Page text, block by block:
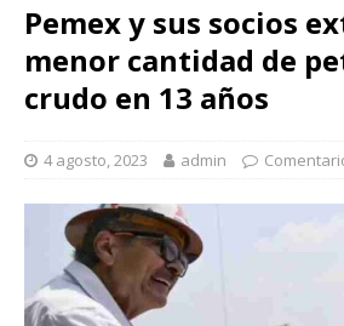
Pemex y sus socios
menor cantidad de
crudo en 13 años
4 agosto, 2023 admin